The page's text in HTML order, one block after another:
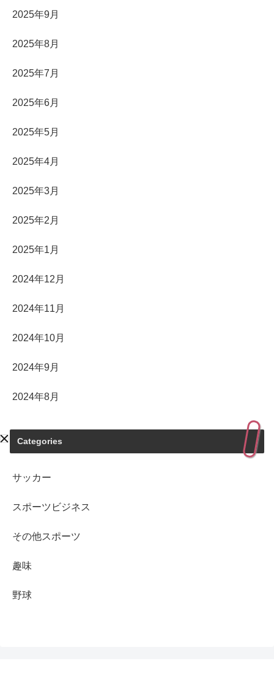
2025年9月
2025年8月
2025年7月
2025年6月
2025年5月
2025年4月
2025年3月
2025年2月
2025年1月
2024年12月
2024年11月
2024年10月
2024年9月
2024年8月
Categories
サッカー
スポーツビジネス
その他スポーツ
趣味
野球